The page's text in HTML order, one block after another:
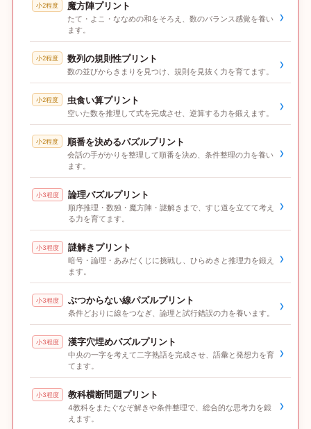
小2程度 魔方陣プリント
たて・よこ・ななめの和をそろえ、数のバランス感覚を養い
ます。
›
小2程度 数列の規則性プリント
数の並びからきまりを見つけ、規則を見抜く力を育てます。 ›
小2程度 虫食い算プリント
空いた数を推理して式を完成させ、逆算する力を鍛えます。 ›
小2程度 順番を決めるパズルプリント
会話の手がかりを整理して順番を決め、条件整理の力を養い
ます。
›
小3程度 論理パズルプリント
順序推理・数独・魔方陣・謎解きまで、すじ道を立てて考え
る力を育てます。
›
小3程度 謎解きプリント
暗号・論理・あみだくじに挑戦し、ひらめきと推理力を鍛え
ます。
›
小3程度 ぶつからない線パズルプリント
条件どおりに線をつなぎ、論理と試行錯誤の力を養います。 ›
小3程度 漢字穴埋めパズルプリント
中央の一字を考えて二字熟語を完成させ、語彙と発想力を育
てます。
›
小3程度 教科横断問題プリント
4教科をまたぐなぞ解きや条件整理で、総合的な思考力を鍛
えます。
›